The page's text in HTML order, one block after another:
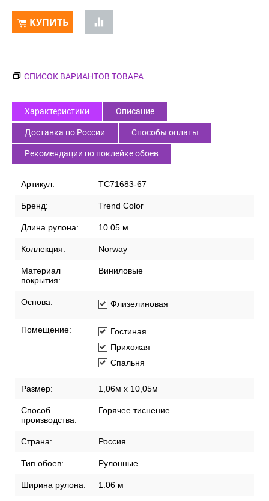
КУПИТЬ
СПИСОК ВАРИАНТОВ ТОВАРА
Характеристики Описание
Доставка по России Способы оплаты
Рекомендации по поклейке обоев
Артикул: TC71683-67
Бренд: Trend Color
Длина рулона: 10.05 м
Коллекция: Norway
Материал
покрытия:
Виниловые
Основа: Флизелиновая
Помещение:
Гостиная
Прихожая
Спальня
Размер: 1,06м х 10,05м
Способ
производства:
Горячее тиснение
Страна: Россия
Тип обоев: Рулонные
Ширина рулона: 1.06 м